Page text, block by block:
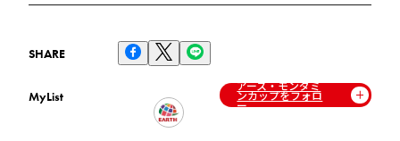
SHARE
MyList
アース・モンダミ
ンカップをフォロ
ー